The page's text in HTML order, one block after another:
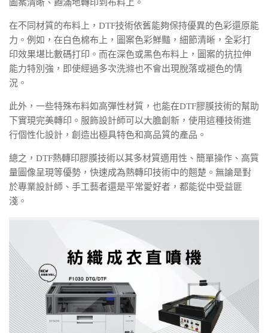
圖案清晰、飽滿地轉印到布料上。
在不同材質的布料上，DTF技術依舊能夠保持優異的色彩還原能
力。例如，在白色棉布上，圖案色彩鮮豔，細節清晰，全彩打
印效果堪比數碼打印。而在深色或黑色布料上，圖案的抗拉伸
能力特別強，即使經過多次洗滌也不會出現脫落或褪色的情
況。
此外，一些特殊布料如高彈性材質，也能在DTF膠膜技術的幫助
下實現完美轉印。服飾設計師可以大膽創新，使用這種技術進
行個性化設計，創造出極具特色和高品質的產品。
總之，DTF熱轉印膠膜技術以其多材質適用性、簡單操作、高質
量圖像呈現等優勢，快速成為熱轉印技術中的翹楚。無論是對
於專業設計師、手工藝者還是平常愛好者，都能從中受益匪
淺。